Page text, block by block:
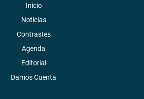
Inicio
Noticias
Contrastes
Agenda
Editorial
Damos Cuenta